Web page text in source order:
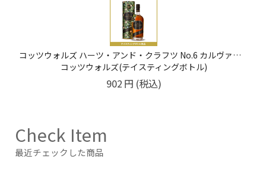
ウルフバーン スモールバッチ No.416 10年 46% 20ml
ウルフバーン(テイスティングボトル)
737 円 (税込)
Check Item
最近チェックした商品